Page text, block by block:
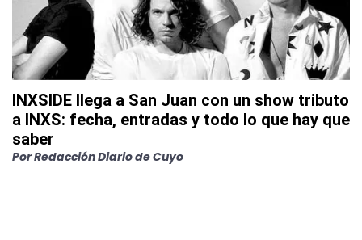
INXSIDE llega a San Juan con un show tributo
a INXS: fecha, entradas y todo lo que hay que
saber
PorRedacción Diario de Cuyo